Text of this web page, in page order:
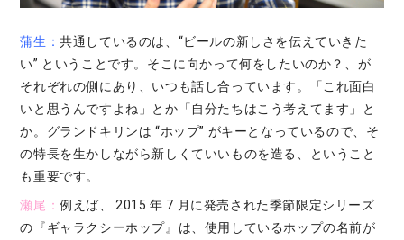
蒲生：共通しているのは、“ビールの新しさを伝えていきた
い” ということです。そこに向かって何をしたいのか？、が
それぞれの側にあり、いつも話し合っています。「これ面白
いと思うんですよね」とか「自分たちはこう考えてます」と
か。グランドキリンは “ホップ” がキーとなっているので、そ
の特長を生かしながら新しくていいものを造る、ということ
も重要です。
瀬尾：例えば、 2015 年 7 月に発売された季節限定シリーズ
の『ギャラクシーホップ』は、使用しているホップの名前が